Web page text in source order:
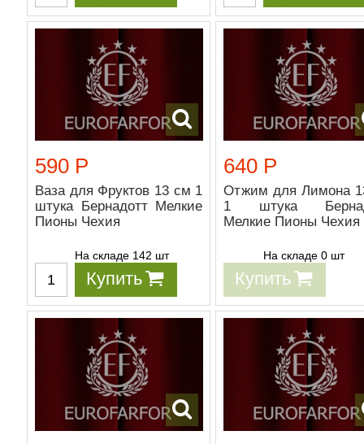
590 Р
Ваза для Фруктов 13 см 1
штука Бернадотт Мелкие
Пионы Чехия
На складе 142 шт
Купить
640 Р
Отжим для Лимона
1 штука
Мелкие Пионы Чехия
На складе 0 шт
Купить